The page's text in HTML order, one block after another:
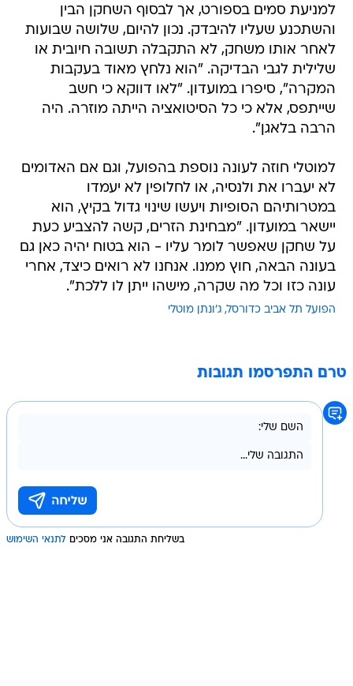
למניעת סמים בספורט, אך לבסוף השחקן הבין
והשתכנע שעליו להיבדק. נכון להיום, שלושה שבועות
לאחר אותו משחק, לא התקבלה תשובה חיובית או
שלילית לגבי הבדיקה. "הוא נלחץ מאוד בעקבות
המקרה", סיפרו במועדון. "לאו דווקא כי חשב
שייתפס, אלא כי כל הסיטואציה הייתה מוזרה. היה
הרבה בלאגן".
למוטלי חוזה לעונה נוספת בהפועל, וגם אם האדומים
לא יעברו את ולנסיה, או לחלופין לא יעמדו
במטרותיהם הסופיות ויעשו שינוי גדול בקיץ, הוא
יישאר במועדון. "מבחינת הזרים, קשה להצביע כעת
על שחקן שאפשר לומר עליו - הוא בטוח יהיה כאן גם
בעונה הבאה, חוץ ממנו. אנחנו לא רואים כיצד, אחרי
עונה כזו וכל מה שקרה, מישהו ייתן לו ללכת".
הפועל תל אביב כדורסל ג'ונתן מוטלי
טרם התפרסמו תגובות
בשליחת התגובה אני מסכים לתנאי השימוש